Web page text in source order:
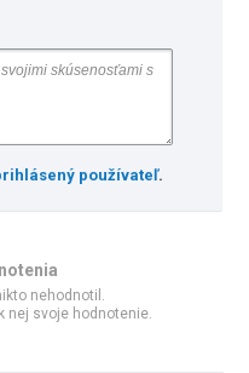
používateľ.
nehodnotil.
nej svoje hodnotenie.